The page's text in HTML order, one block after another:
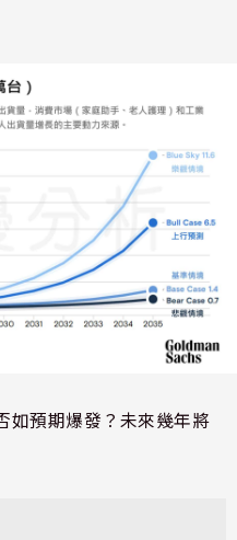
如預期爆發？未來幾年將